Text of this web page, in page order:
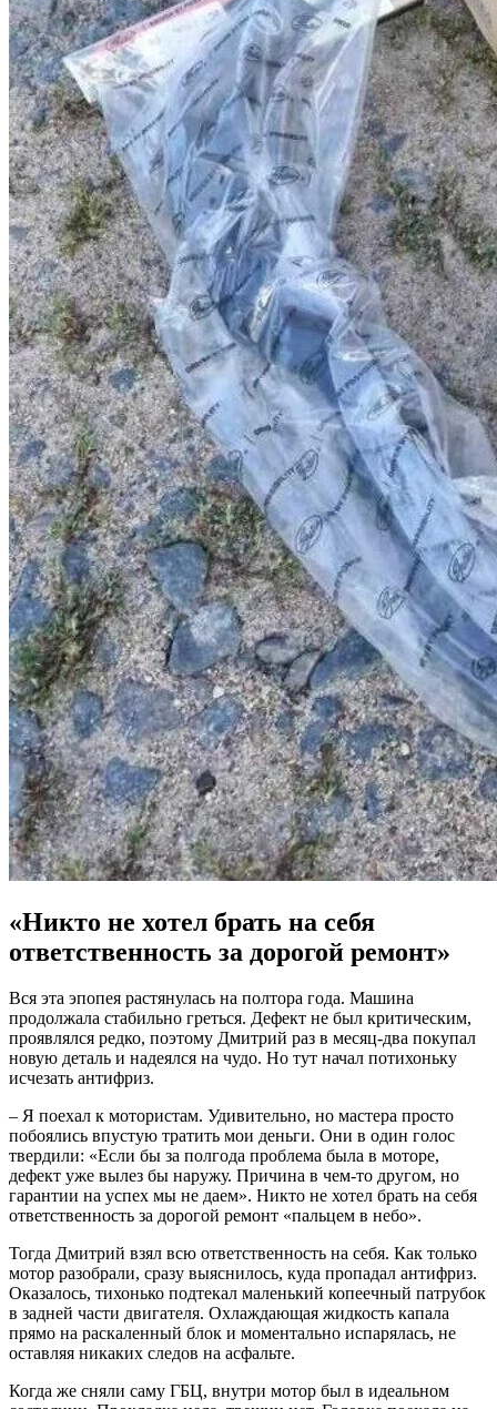
«Никто не хотел брать на себя
ответственность за дорогой ремонт»
Вся эта эпопея растянулась на полтора года. Машина
продолжала стабильно греться. Дефект не был критическим,
проявлялся редко, поэтому Дмитрий раз в месяц-два покупал
новую деталь и надеялся на чудо. Но тут начал потихоньку
исчезать антифриз.
– Я поехал к мотористам. Удивительно, но мастера просто
побоялись впустую тратить мои деньги. Они в один голос
твердили: «Если бы за полгода проблема была в моторе,
дефект уже вылез бы наружу. Причина в чем-то другом, но
гарантии на успех мы не даем». Никто не хотел брать на себя
ответственность за дорогой ремонт «пальцем в небо».
Тогда Дмитрий взял всю ответственность на себя. Как только
мотор разобрали, сразу выяснилось, куда пропадал антифриз.
Оказалось, тихонько подтекал маленький копеечный патрубок
в задней части двигателя. Охлаждающая жидкость капала
прямо на раскаленный блок и моментально испарялась, не
оставляя никаких следов на асфальте.
Когда же сняли саму ГБЦ, внутри мотор был в идеальном